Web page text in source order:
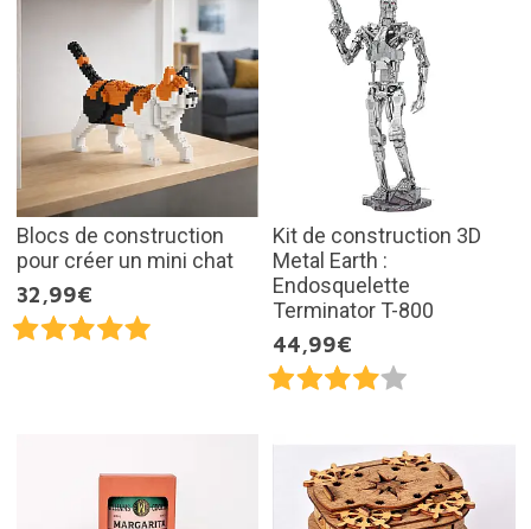
Blocs de construction
pour créer un mini chat
32,99€
Kit de construction 3D
Metal Earth :
Endosquelette
Terminator T-800
44,99€